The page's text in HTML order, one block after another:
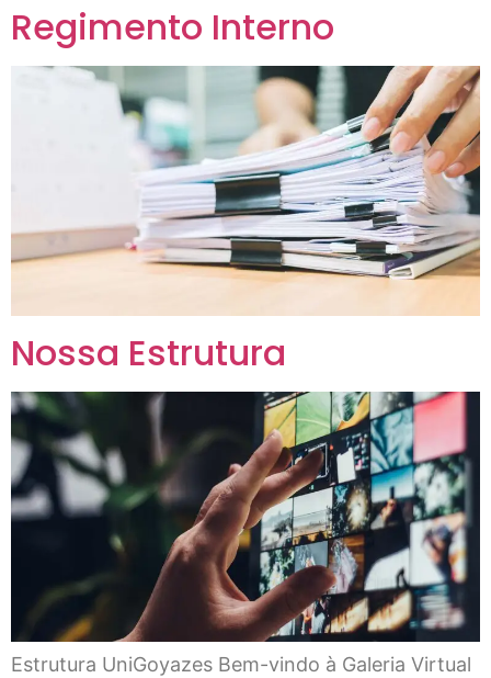
Regimento Interno
Nossa Estrutura
Estrutura UniGoyazes Bem-vindo à Galeria Virtual